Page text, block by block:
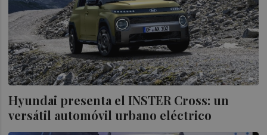
Hyundai presenta el INSTER Cross: un
versátil automóvil urbano eléctrico